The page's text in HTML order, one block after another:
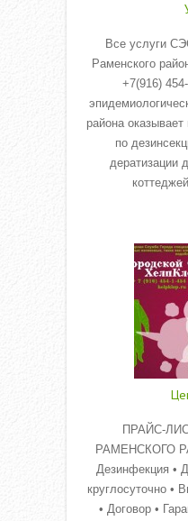
Все услуги
Раменского
+7(916)
района
по
дератизации
ПРАЙС-
РАМЕНСКОГО
Дезинфекция •
круглосуточно •
• Договор •